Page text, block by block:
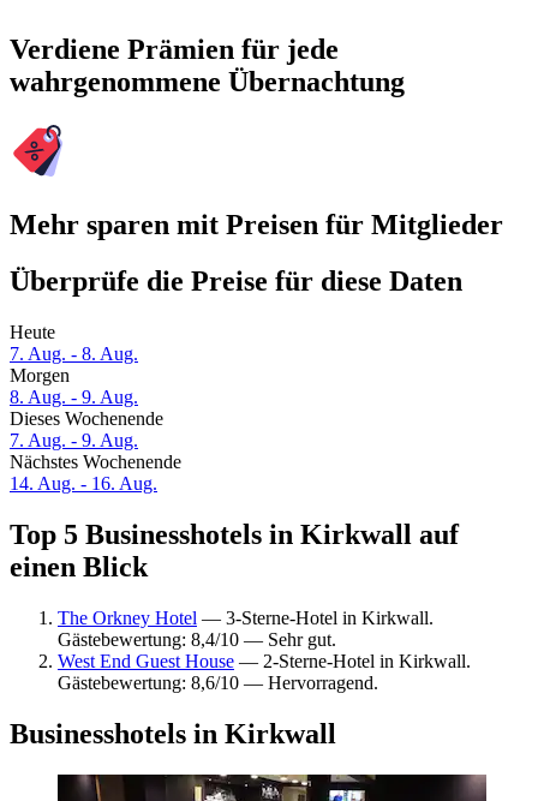
Verdiene Prämien für jede
wahrgenommene Übernachtung
Mehr sparen mit Preisen für Mitglieder
Überprüfe die Preise für diese Daten
Heute
7. Aug. - 8. Aug.
Morgen
8. Aug. - 9. Aug.
Dieses Wochenende
7. Aug. - 9. Aug.
Nächstes Wochenende
14. Aug. - 16. Aug.
Top 5 Businesshotels in Kirkwall auf
einen Blick
The Orkney Hotel — 3-Sterne-Hotel in Kirkwall.
Gästebewertung: 8,4/10 — Sehr gut.
West End Guest House — 2-Sterne-Hotel in Kirkwall.
Gästebewertung: 8,6/10 — Hervorragend.
Businesshotels in Kirkwall